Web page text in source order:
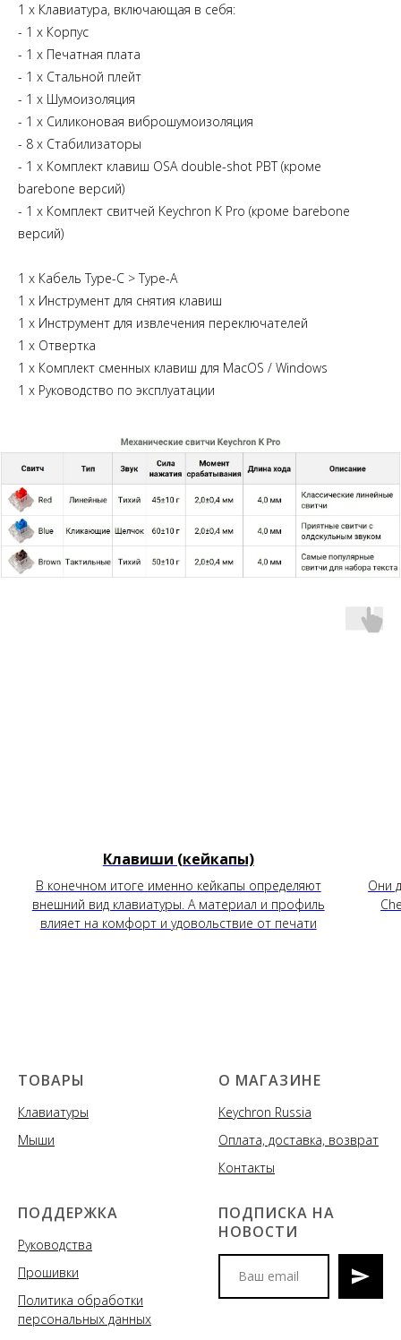
1 x Клавиатура, включающая в себя:
- 1 х Корпус
- 1 х Печатная плата
- 1 х Стальной плейт
- 1 х Шумоизоляция
- 1 х Силиконовая виброшумоизоляция
- 8 х Стабилизаторы
- 1 x Комплект клавиш OSA double-shot PBT (кроме
barebone версий)
- 1 x Комплект свитчей Keychron K Pro (кроме barebone
версий)
1 x Кабель Type-C > Type-A
1 х Инструмент для снятия клавиш
1 х Инструмент для извлечения переключателей
1 х Отвертка
1 х Комплект сменных клавиш для MacOS / Windows
1 х Руководство по эксплуатации
Клавиши (кейкапы)
В конечном итоге именно кейкапы определяют
внешний вид клавиатуры. А материал и профиль
влияет на комфорт и удовольствие от печати
Они
ТОВАРЫ
Клавиатуры
Мыши
О МАГАЗИНЕ
Keychron Russia
Оплата, доставка, возврат
Контакты
ПОДДЕРЖКА
Руководства
Прошивки
Политика обработки
персональных данных
ПОДПИСКА НА
НОВОСТИ